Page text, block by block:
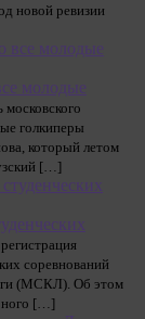
новой ревизии
молодые
московского
голкиперы
который летом
[…]
соревнований
(МСКЛ). Об этом
[…]